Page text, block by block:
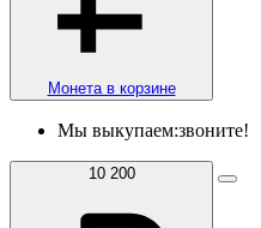
Монета в корзине
Мы выкупаем:звоните!
10 200